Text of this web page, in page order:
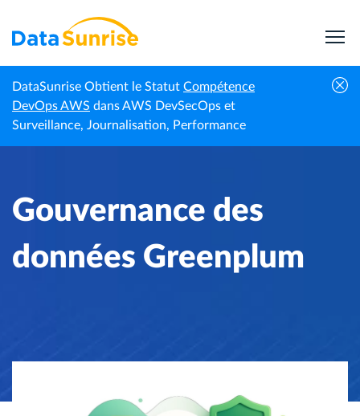
DataSunrise Obtient le Statut Compétence
DevOps AWS dans AWS DevSecOps et
Surveillance, Journalisation, Performance
Accueil
Centre de
connaissances
Gouvernance des données
Greenplum
Gouvernance des
données Greenplum